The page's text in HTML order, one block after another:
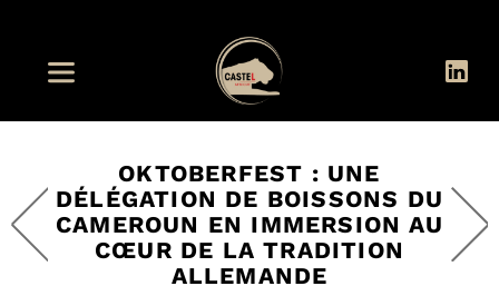
OKTOBERFEST : UNE
DÉLÉGATION DE BOISSONS DU
CAMEROUN EN IMMERSION AU
CŒUR DE LA TRADITION
ALLEMANDE